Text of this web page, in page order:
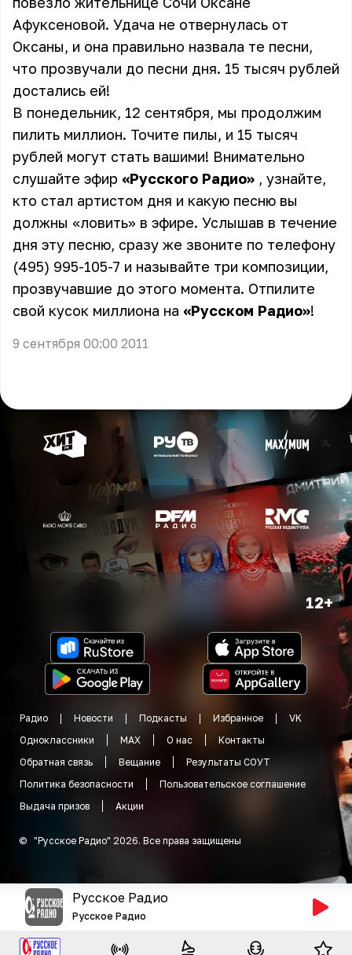
Афуксеновой. Удача не отвернулась от
Оксаны, и она правильно назвала те песни,
что прозвучали до песни дня. 15 тысяч рублей
достались ей!
В понедельник, 12 сентября, мы продолжим
пилить миллион. Точите пилы, и 15 тысяч
рублей могут стать вашими! Внимательно
слушайте эфир «Русского Радио» , узнайте,
кто стал артистом дня и какую песню вы
должны «ловить» в эфире. Услышав в течение
дня эту песню, сразу же звоните по телефону
(495) 995-105-7 и называйте три композиции,
прозвучавшие до этого момента. Отпилите
свой кусок миллиона на «Русском Радио»!
9 сентября 00:00 2011
12+
Радио Новости Подкасты Избранное
VK
Одноклассники
MAX О нас
Контакты
Обратная связь
Вещание
Результаты СОУТ
Политика безопасности
Пользовательское соглашение
Выдача призов
Акции
© "Русское Радио" 2026. Все права защищены
Русское Радио
Русское Радио